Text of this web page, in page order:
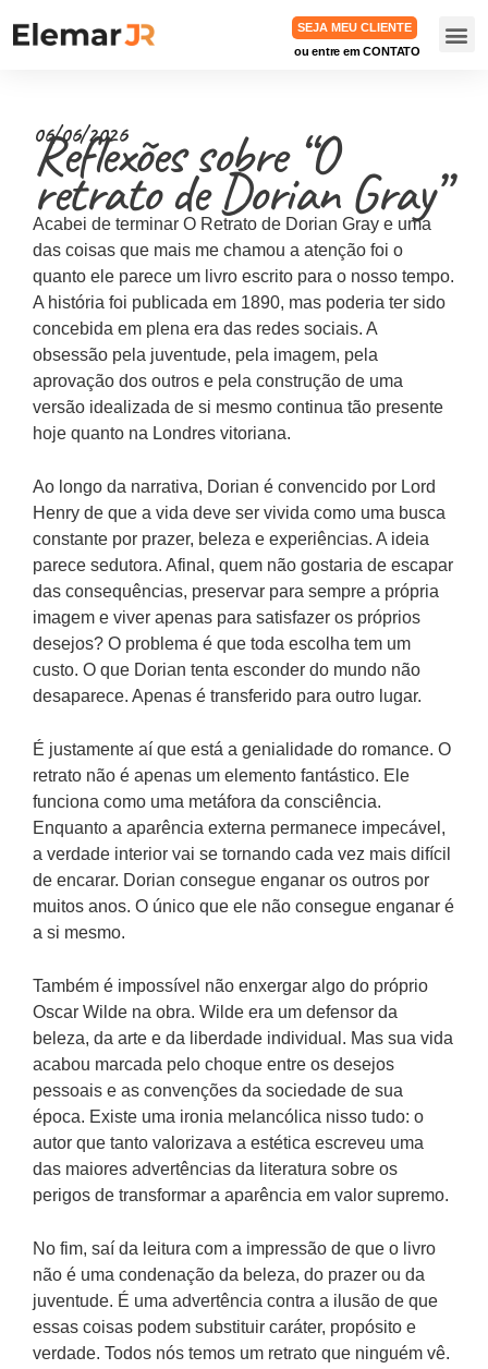
SEJA MEU CLIENTE
ou entre em CONTATO
06/06/2026
Reflexões sobre “O
retrato de Dorian Gray”
Acabei de terminar O Retrato de Dorian Gray e uma
das coisas que mais me chamou a atenção foi o
quanto ele parece um livro escrito para o nosso tempo.
A história foi publicada em 1890, mas poderia ter sido
concebida em plena era das redes sociais. A
obsessão pela juventude, pela imagem, pela
aprovação dos outros e pela construção de uma
versão idealizada de si mesmo continua tão presente
hoje quanto na Londres vitoriana.
Ao longo da narrativa, Dorian é convencido por Lord
Henry de que a vida deve ser vivida como uma busca
constante por prazer, beleza e experiências. A ideia
parece sedutora. Afinal, quem não gostaria de escapar
das consequências, preservar para sempre a própria
imagem e viver apenas para satisfazer os próprios
desejos? O problema é que toda escolha tem um
custo. O que Dorian tenta esconder do mundo não
desaparece. Apenas é transferido para outro lugar.
É justamente aí que está a genialidade do romance. O
retrato não é apenas um elemento fantástico. Ele
funciona como uma metáfora da consciência.
Enquanto a aparência externa permanece impecável,
a verdade interior vai se tornando cada vez mais difícil
de encarar. Dorian consegue enganar os outros por
muitos anos. O único que ele não consegue enganar é
a si mesmo.
Também é impossível não enxergar algo do próprio
Oscar Wilde na obra. Wilde era um defensor da
beleza, da arte e da liberdade individual. Mas sua vida
acabou marcada pelo choque entre os desejos
pessoais e as convenções da sociedade de sua
época. Existe uma ironia melancólica nisso tudo: o
autor que tanto valorizava a estética escreveu uma
das maiores advertências da literatura sobre os
perigos de transformar a aparência em valor supremo.
No fim, saí da leitura com a impressão de que o livro
não é uma condenação da beleza, do prazer ou da
juventude. É uma advertência contra a ilusão de que
essas coisas podem substituir caráter, propósito e
verdade. Todos nós temos um retrato que ninguém vê.